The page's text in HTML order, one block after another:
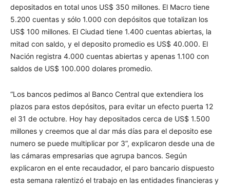
depositados en total unos US$ 350 millones. El Macro tiene
5.200 cuentas y sólo 1.000 con depósitos que totalizan los
US$ 100 millones. El Ciudad tiene 1.400 cuentas abiertas, la
mitad con saldo, y el deposito promedio es US$ 40.000. El
Nación registra 4.000 cuentas abiertas y apenas 1.100 con
saldos de US$ 100.000 dolares promedio.
“Los bancos pedimos al Banco Central que extendiera los
plazos para estos depósitos, para evitar un efecto puerta 12
el 31 de octubre. Hoy hay depositados cerca de US$ 1.500
millones y creemos que al dar más días para el deposito ese
numero se puede multiplicar por 3”, explicaron desde una de
las cámaras empresarias que agrupa bancos. Según
explicaron en el ente recaudador, el paro bancario dispuesto
esta semana ralentizó el trabajo en las entidades financieras y